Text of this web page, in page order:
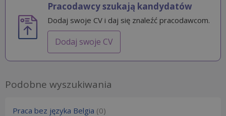
Pracodawcy szukają kandydatów
Dodaj swoje CV i daj się znaleźć pracodawcom.
Dodaj swoje CV
Podobne wyszukiwania
Praca bez języka Belgia (0)